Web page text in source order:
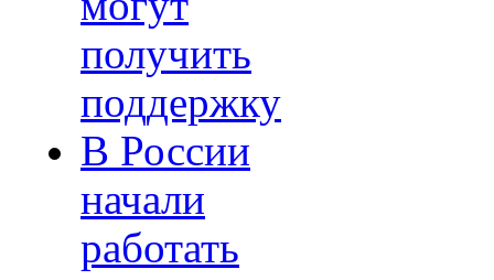
получить
поддержку
В России
начали
работать